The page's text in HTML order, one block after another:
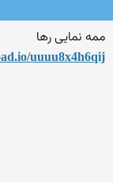
ممه نمایی رها
uuuu8x4h6qij